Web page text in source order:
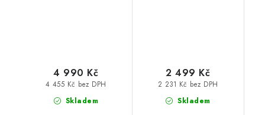
Skladem
4 455 Kč bez DPH
4 990 Kč
Skladem
2 231 Kč bez DPH
2 499 Kč